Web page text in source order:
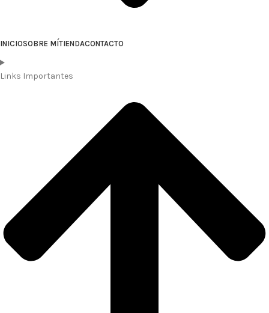
INICIOSOBRE MÍTIENDACONTACTO
Links Importantes